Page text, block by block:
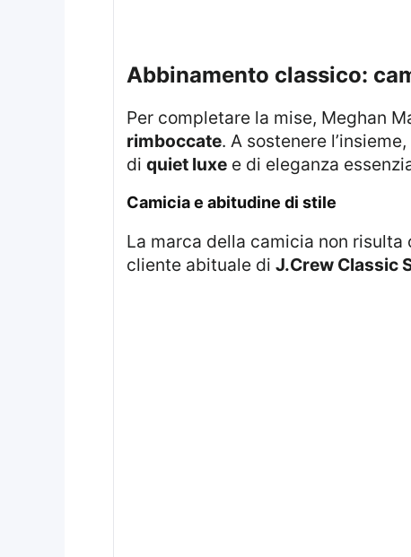
abbinamento classico:
Per completare la mise, Meghan
rimboccate. A sostenere
di quiet luxee di eleganza
camicia e abitudine di stile
La marca della camicia non risulta confermata nel contenuto mostrato, ma Meghan Markle è indicata come una
cliente abituale di J.Crew Classic